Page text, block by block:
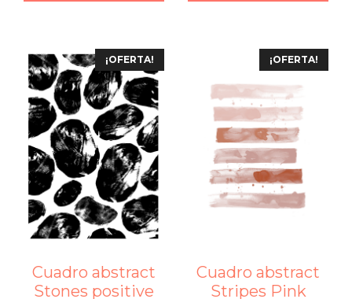
¡OFERTA!
Cuadro abstract
Stones positive
¡OFERTA!
Cuadro abstract
Stripes Pink